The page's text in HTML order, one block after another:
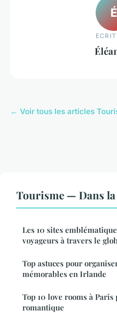
É
← Voir tous les articles
Tourisme — Dans
Les 10 sites
voyageurs à travers le
Top astuces pour
mémorables en Irlande
Top 10 love rooms à Paris
romantique